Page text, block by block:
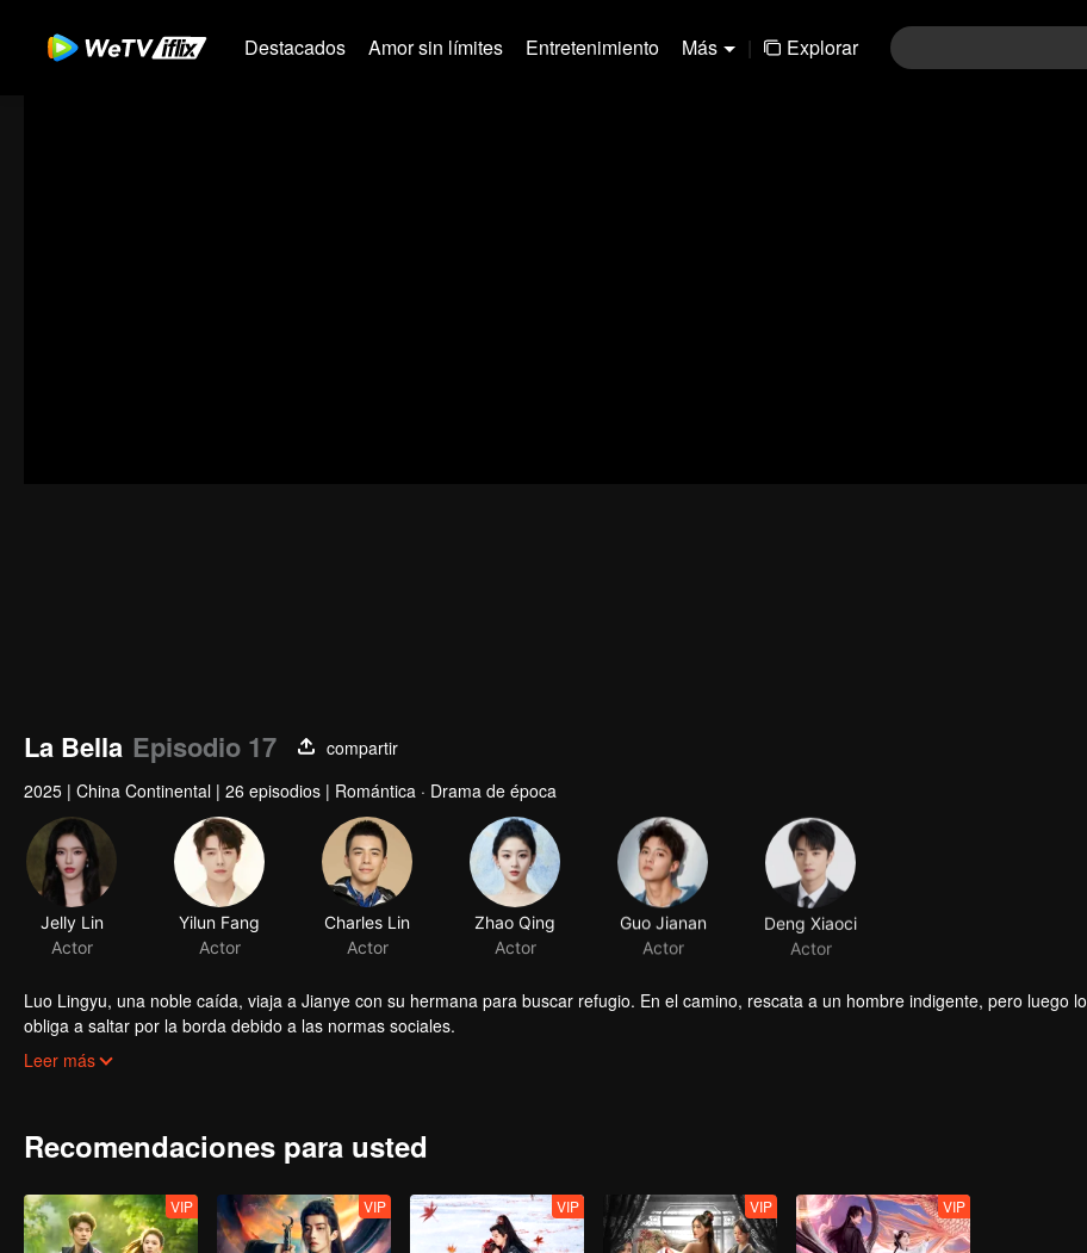
Destacados Amor sin límites Entretenimiento Más | Explorar
La Bella Episodio 17
compartir
2025 | China Continental | 26 episodios | Romántica · Drama de época
Jelly Lin
Actor
Yilun Fang
Actor
Charles Lin
Actor
Zhao Qing
Actor
Guo Jianan
Actor
Deng Xiaoci
Actor
Luo Lingyu, una noble caída, viaja a Jianye con su hermana para buscar refugio. En el camino, rescata a un hombre indigente, pero luego lo
obliga a saltar por la borda debido a las normas sociales.
Sin saber que el tercer joven amo de la familia Lu es el hombre al que empujó al agua, intenta ganarse su favor, pero se ve frustrada
Leer más
Recomendaciones para usted
VIP VIP VIP VIP VIP